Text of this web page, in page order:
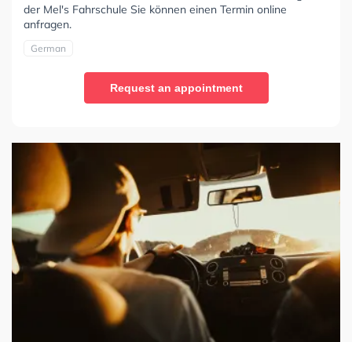
der Mel's Fahrschule Sie können einen Termin online
anfragen.
German
Request an appointment